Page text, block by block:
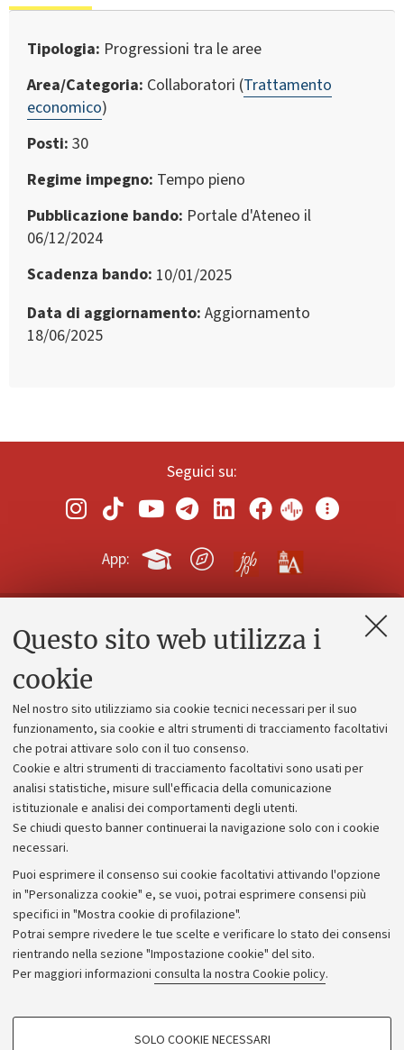
Questo sito web utilizza i
cookie
Nel nostro sito utilizziamo sia cookie tecnici necessari per il suo
funzionamento, sia cookie e altri strumenti di tracciamento facoltativi
che potrai attivare solo con il tuo consenso.
Cookie e altri strumenti di tracciamento facoltativi sono usati per
analisi statistiche, misure sull'efficacia della comunicazione
istituzionale e analisi dei comportamenti degli utenti.
Se chiudi questo banner continuerai la navigazione solo con i cookie
necessari.
Puoi esprimere il consenso sui cookie facoltativi attivando l'opzione
in "Personalizza cookie" e, se vuoi, potrai esprimere consensi più
specifici in "Mostra cookie di profilazione".
Potrai sempre rivedere le tue scelte e verificare lo stato dei consensi
rientrando nella sezione "Impostazione cookie" del sito.
Per maggiori informazioni consulta la nostra Cookie policy.
COOKIE DI PROFILAZIONE - FACOLTATIVI
SOLO COOKIE NECESSARI
Tipologia Progressioni tra le aree
Area/Categoria Collaboratori (Trattamento
economico)
Posti 30
Regime impegno Tempo pieno
Pubblicazione bando Portale d'Ateneo il
06/12/2024
Scadenza bando 10/01/2025
Data di aggiornamento Aggiornamento
18/06/2025
Seguici su:
App:
Contatti e PEC
Alumni community
Piano strategico
Bilanci
Donazioni e 5x1000
Bandi, gare e concorsi
Albo online
Amministrazione trasparente
Atti di notifica
Informazioni sul sito e accessibilità
Dichiarazione di accessibilità